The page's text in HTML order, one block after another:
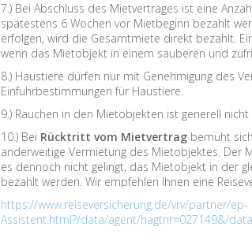
7.) Bei Abschluss des Mietvertrages ist eine
spätestens 6 Wochen vor Mietbeginn bezahlt
erfolgen, wird die Gesamtmiete direkt bezahlt.
wenn das Mietobjekt in einem sauberen und
8.) Haustiere dürfen nur mit Genehmigung des
Einfuhrbestimmungen für Haustiere.
9.) Rauchen in den Mietobjekten ist generell
10.) Bei Rücktritt vom Mietvertragbemüht sich
anderweitige Vermietung des Mietobjektes. Der
es dennoch nicht gelingt, das Mietobjekt in der
bezahlt werden. Wir empfehlen Ihnen eine
https://www.reiseversicherung.de/vrv/partner/ep-
Assistent.html?/data/agent/hagtnr=027149&/